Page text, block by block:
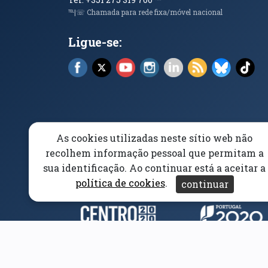
℡|☏ Chamada para rede fixa/móvel nacional
Ligue-se:
Facebook (abre em nova janela)
X (abre em nova janela)
YouTube (abre em nova janela)
Instagram (abre em nova
LinkedIn (abre em
RSS (abre em
Bluesky
Elogios, Sugestões e Reclamações Livro Amarelo
Acessibilidade Aviso/Privacidade Proteção
Parceiros e(abre em nova janela)
As cookies utilizadas neste sítio web não
recolhem informação pessoal que permitam a
sua identificação. Ao continuar está a aceitar a
política de cookies. continuar